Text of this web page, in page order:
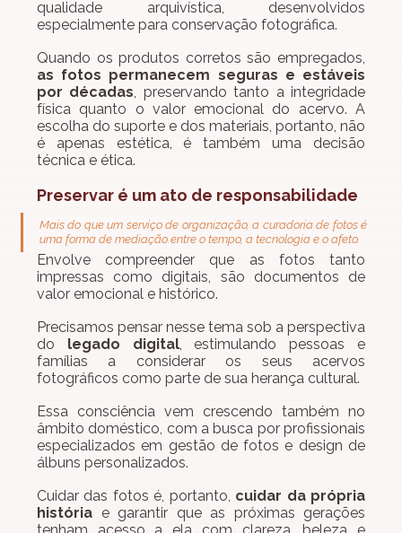
qualidade arquivística, desenvolvidos
especialmente para conservação fotográfica.
as fotos permanecem seguras e estáveis
por décadas, preservando tanto a integridade
física quanto o valor emocional do acervo. A
escolha do suporte e dos materiais, portanto, não
é apenas estética, é também uma decisão
técnica e ética.
Preservar é um ato de responsabilidade
Mais do que um serviço de organização, a curadoria de fotos é
uma forma de mediação entre o tempo, a tecnologia e o afeto.
Envolve compreender que as fotos tanto
impressas como digitais, são documentos de
valor emocional e histórico.
Precisamos pensar nesse tema sob a perspectiva
do legado digital, estimulando pessoas e
famílias a considerar os seus acervos
fotográficos como parte de sua herança cultural.
Essa consciência vem crescendo também no
âmbito doméstico, com a busca por profissionais
especializados em gestão de fotos e design de
álbuns personalizados.
Cuidar das fotos é, portanto, cuidar da própria
história e garantir que as próximas gerações